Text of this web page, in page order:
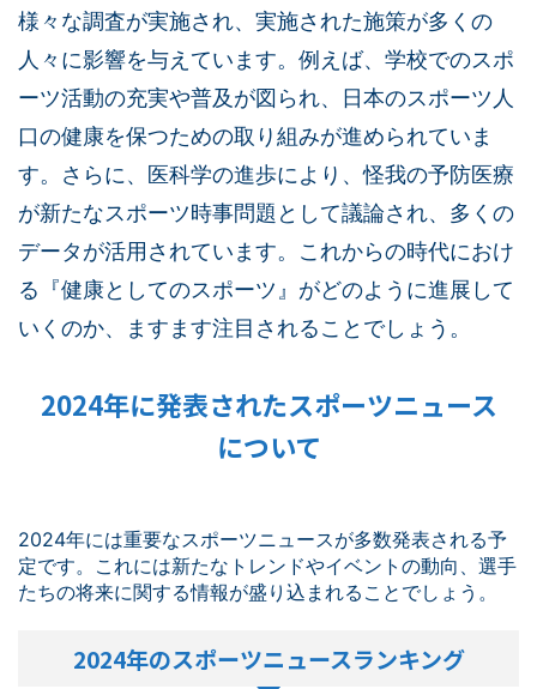
様々な調査が実施され、実施された施策が多くの
人々に影響を与えています。例えば、学校でのスポ
ーツ活動の充実や普及が図られ、日本のスポーツ人
口の健康を保つための取り組みが進められていま
す。さらに、医科学の進歩により、怪我の予防医療
が新たなスポーツ時事問題として議論され、多くの
データが活用されています。これからの時代におけ
る『健康としてのスポーツ』がどのように進展して
いくのか、ますます注目されることでしょう。
2024年に発表されたスポーツニュース
について
2024年には重要なスポーツニュースが多数発表される予
定です。これには新たなトレンドやイベントの動向、選手
たちの将来に関する情報が盛り込まれることでしょう。
2024年のスポーツニュースランキング